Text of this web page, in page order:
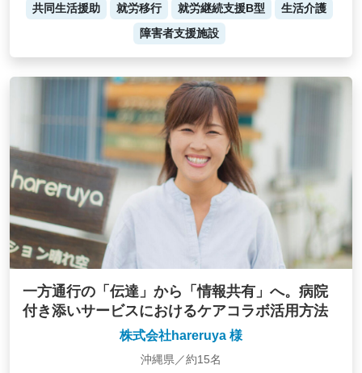
共同生活援助 就労移行 就労継続支援B型
生活介護
障害者支援施設
一方通行の「伝達」から「情報共有」へ。病院
付き添いサービスにおけるケアコラボ活用方法
株式会社hareruya 様
沖縄県／約15名